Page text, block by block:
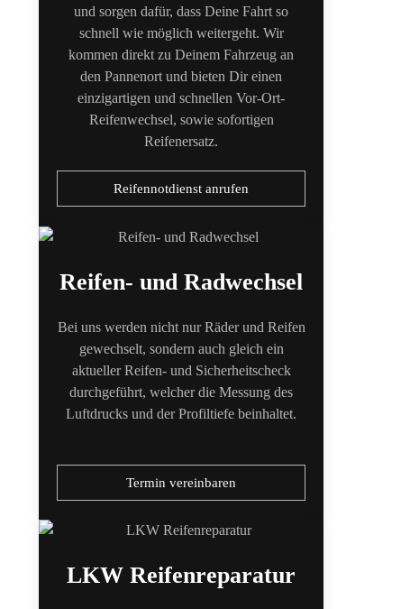
und sorgen dafür, dass Deine Fahrt so
schnell wie möglich weitergeht. Wir
kommen direkt zu Deinem Fahrzeug an
den Pannenort und bieten Dir einen
einzigartigen und schnellen Vor-Ort-
Reifenwechsel, sowie sofortigen
Reifenersatz.
Reifennotdienst anrufen
Reifen- und Radwechsel
Bei uns werden nicht nur Räder und Reifen
gewechselt, sondern auch gleich ein
aktueller Reifen- und Sicherheitscheck
durchgeführt, welcher die Messung des
Luftdrucks und der Profiltiefe beinhaltet.
Termin vereinbaren
LKW Reifenreparatur